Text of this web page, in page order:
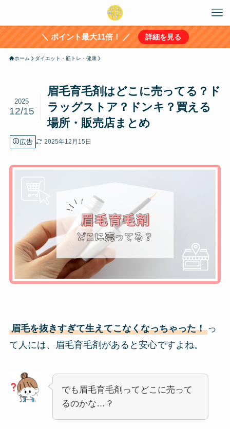
＼ ポイント最大11倍！ ／ 詳細を見る
ホーム ダイエット・筋トレ・健康
眉毛育毛剤はどこに売ってる？ド
ラッグストア？ドンキ？買える
場所・販売店まとめ
2025
12/15
広告 2025年12月15日
眉毛を抜きすぎて生えてこなくなっちゃった！ っ
て人には、眉毛育毛剤があると安心ですよね。
でも眉毛育毛剤ってどこに売って
るのかな…？